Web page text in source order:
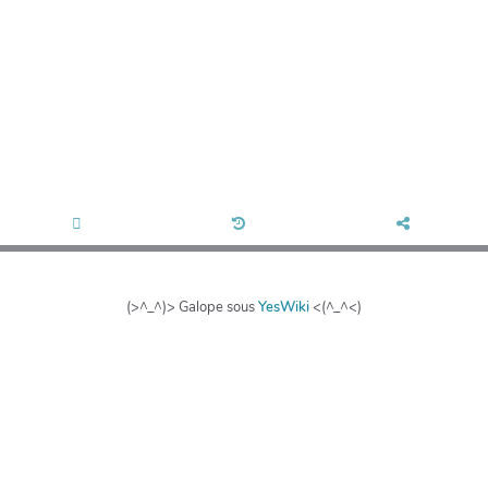
(>^_^)> Galope sousYesWiki<(^_^<)